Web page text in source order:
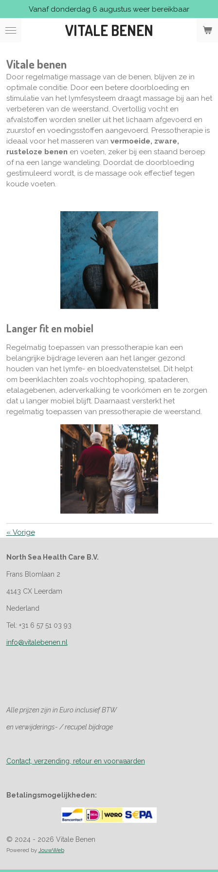
direct
naar
VITALE BENEN
Vanaf donderdag 6 augustus weer bereikbaar
Vitale benen
Door regelmatige massage van de benen, blijven ze in
optimale conditie. Door een betere doorbloeding en
stimulatie van het lymfesysteem draagt massage bij aan het
verbeteren van de weerstand. Overtollig vocht en
afvalstoffen worden sneller uit het lichaam afgevoerd en
zuurstof en voedingsstoffen aangevoerd. Pressotherapie is
ideaal voor het masseren van vermoeide, zware,
rusteloze benen en voeten, zeker bij een staand beroep
of na een lange wandeling. Doordat de doorbloeding
gestimuleerd wordt, is de massage ook effectief tegen
koude voeten.
Langer fit en mobiel
Regelmatig toepassen van pressotherapie kan een
belangrijke bijdrage leveren aan het langer gezond
houden van het lymfe- en bloedvatenstelsel. Dit helpt
om beenklachten zoals vochtophoping, spataderen,
etalagebenen, aderverkalking te voorkómen en te zorgen
dat u langer mobiel blijft. Daarnaast versterkt het
regelmatig toepassen van pressotherapie de weerstand.
« Vorige
North Sea Health Care B.V.
Frans Blomlaan 2
4143 CX Leerdam
Nederland
Tel: +31 6 57 51 03 93
info@vitalebenen.nl
Alle prijzen zijn in Euroinclusief BTW
en verwijderings- / recupel bijdrage
Contact, verzending, retour en voorwaarden
Betalingsmogelijkheden:
© 2024 - 2026 Vitale Benen
Powered by JouwWeb